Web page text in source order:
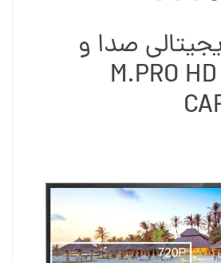
صدا و
تصویر ام پرو M.PRO HD